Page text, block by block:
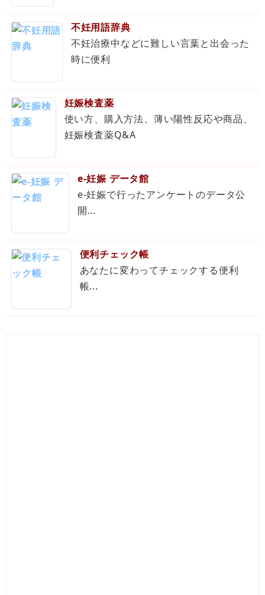
不妊用語辞典
不妊治療中などに難しい言葉と出会った
時に便利
妊娠検査薬
使い方、購入方法、薄い陽性反応や商品、
妊娠検査薬Q&A
e-妊娠 データ館
e-妊娠で行ったアンケートのデータ公
開...
便利チェック帳
あなたに変わってチェックする便利
帳...